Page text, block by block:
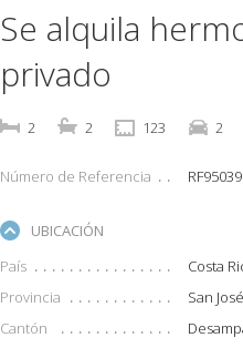
Se alquila
privado
2 2 123 2
Número de Referencia
UBICACIÓN
País
Costa
Provincia
San José
Cantón